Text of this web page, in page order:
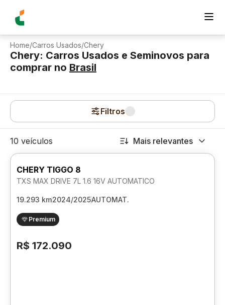
Home/Carros Usados/Chery
Chery: Carros Usados e Seminovos para
comprar no Brasil
Filtros
10 veículos Mais relevantes
CHERY TIGGO 8
TXS MAX DRIVE 7L 1.6 16V AUTOMATICO
19.293 km2024/2025AUTOMAT.
Premium
R$ 172.090